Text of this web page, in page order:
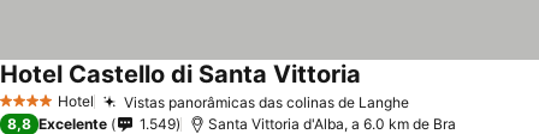
4 EstrelasHotel Vistas panorâmicas das colinas de Langhe
Hotel Castello di Santa Vittoria
8,8 Excelente 1.549 Santa Vittoria d'Alba, a 6.0 km de Bra